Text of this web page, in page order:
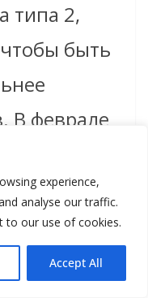
experience,
analyse our traffic.
to our use of cookies.
Accept All
типа 2,
быть
В феврале
UNICEF и